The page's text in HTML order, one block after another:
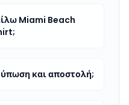
Miami Beach
και αποστολή;